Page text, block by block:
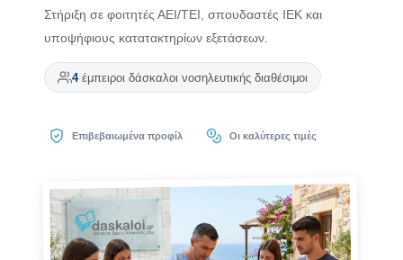
Στήριξη σε φοιτητές ΑΕΙ/ΤΕΙ, σπουδαστές ΙΕΚ και
υποψήφιους κατατακτηρίων εξετάσεων.
4έμπειροι δάσκαλοι νοσηλευτικής διαθέσιμοι
Επιβεβαιωμένα προφίλ Οι καλύτερες τιμές